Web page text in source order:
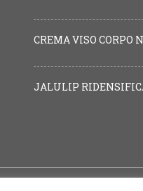
CREMA VISO CORPO
JALULIP